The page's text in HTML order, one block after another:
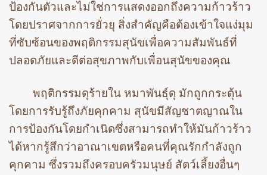
ป้องกันตัวและไม่ใช่การแสดงออกถึงความก้าวร้าว
โดยปราศจากการยั่วยุ สิ่งสำคัญคือต้องเข้าใจแง่มุม
ที่ซับซ้อนของพฤติกรรมสุนัขเพื่อความสัมพันธ์ที่
ปลอดภัยและดีต่อสุขภาพกับเพื่อนสุนัขของคุณ
พฤติกรรมดุร้ายใน หมาพันธุ์ดุ มักถูกกระตุ้น
โดยการรับรู้ถึงภัยคุกคาม สุนัขมีสัญชาตญาณใน
การป้องกันโดยกำเนิดซึ่งสามารถทำให้มันก้าวร้าว
ได้หากรู้สึกว่าอาณาเขตหรือคนที่คุณรักกำลังถูก
คุกคาม ซึ่งรวมถึงครอบครัวมนุษย์ สัตว์เลี้ยงอื่นๆ